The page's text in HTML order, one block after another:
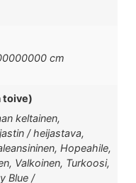
cm
toive)
keltainen,
/ heijastava,
Hopeahile,
Valkoinen, Turkoosi,
Blue /